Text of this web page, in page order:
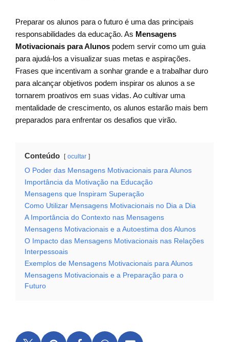
Preparar os alunos para o futuro é uma das principais
responsabilidades da educação. As Mensagens
Motivacionais para Alunos podem servir como um guia
para ajudá-los a visualizar suas metas e aspirações.
Frases que incentivam a sonhar grande e a trabalhar duro
para alcançar objetivos podem inspirar os alunos a se
tornarem proativos em suas vidas. Ao cultivar uma
mentalidade de crescimento, os alunos estarão mais bem
preparados para enfrentar os desafios que virão.
Conteúdo ocultar
O Poder das Mensagens Motivacionais para Alunos
Importância da Motivação na Educação
Mensagens que Inspiram Superação
Como Utilizar Mensagens Motivacionais no Dia a Dia
A Importância do Contexto nas Mensagens
Mensagens Motivacionais e a Autoestima dos Alunos
O Impacto das Mensagens Motivacionais nas Relações
Interpessoais
Exemplos de Mensagens Motivacionais para Alunos
Mensagens Motivacionais e a Preparação para o
Futuro